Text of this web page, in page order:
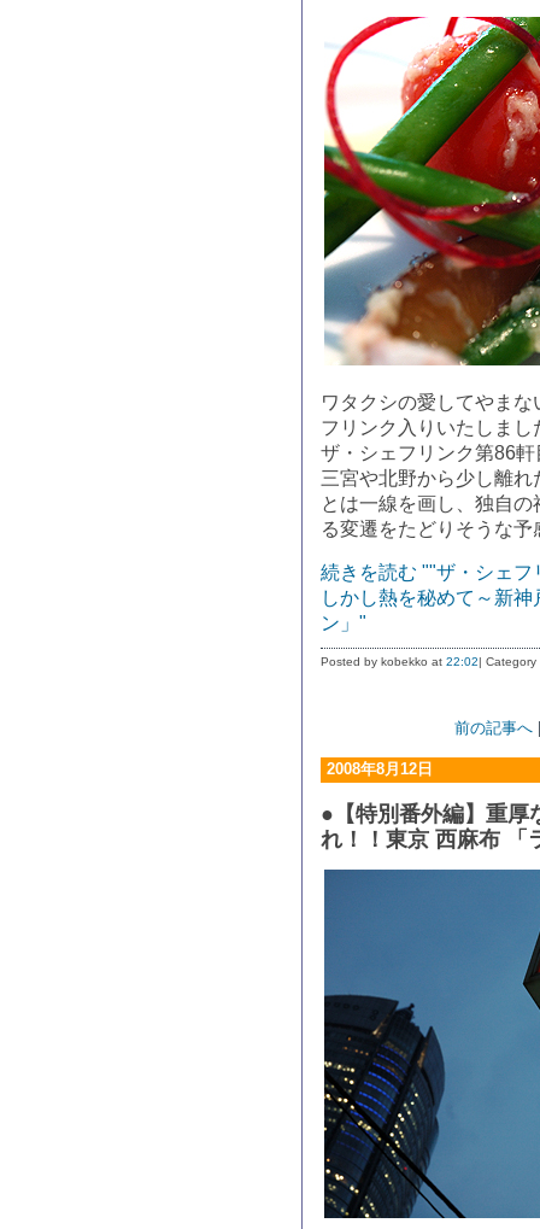
ワタクシの愛してやま
フリンク入りいたしま
ザ・シェフリンク第86軒
三宮や北野から少し離
とは一線を画し、独自
る変遷をたどりそうな予
続きを読む ""ザ・シェ
しかし熱を秘めて～新
ン」"
Posted by kobekko at 22:02|
前の記事へ
2008年8月12日
●【特別番外編】重厚
れ！！東京 西麻布 「